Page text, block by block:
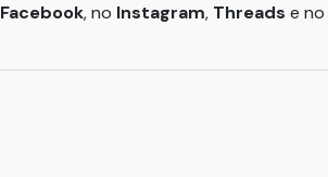
Facebook, no Instagram, Threads e no